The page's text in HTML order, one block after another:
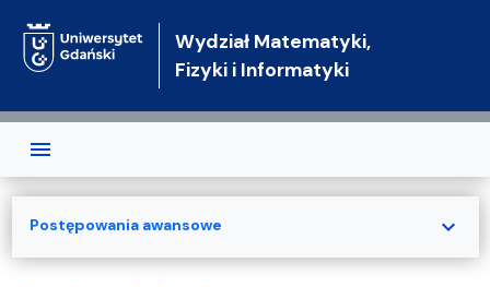
Wydział Matematyki,
Fizyki i Informatyki
Postępowania awansowe expand_more